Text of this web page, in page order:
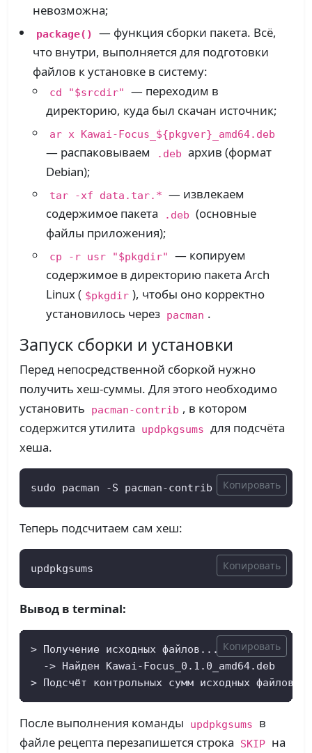
невозможна;
package()
— функция сборки пакета. Всё,
что внутри, выполняется для подготовки
файлов к установке в систему:
cd "$srcdir"
— переходим в
директорию, куда был скачан источник;
ar x Kawai-Focus_${pkgver}_amd64.deb
— распаковываем .deb архив (формат
Debian);
tar -xf data.tar.* — извлекаем
содержимое пакета
.deb (основные
файлы приложения);
cp -r usr "$pkgdir"
— копируем
содержимое в директорию пакета Arch
Linux ( $pkgdir ), чтобы оно корректно
установилось через pacman .
Запуск сборки и установки
Перед непосредственной сборкой нужно
получить хеш-суммы. Для этого необходимо
установить
pacman-contrib , в котором
содержится утилита
updpkgsums для подсчёта
хеша.
sudo pacman -S pacman-contrib Копировать
Теперь подсчитаем сам хеш:
updpkgsums Копировать
Вывод в terminal:
> Получение исходных файлов...
  -> Найден Kawai-Focus_0.1.0_amd64.deb
> Подсчёт контрольных сумм исходных файлов...
Копировать
После выполнения команды updpkgsums
в
файле рецепта перезапишется строка
SKIP
на